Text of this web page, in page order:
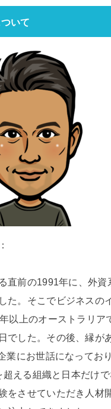
いて
直前の1991年に、外資
た。そこでビジネスの
以上のオーストラリア
でした。その後、縁が
業にお世話になってお
超える組織と日本だけ
をさせていただき人材